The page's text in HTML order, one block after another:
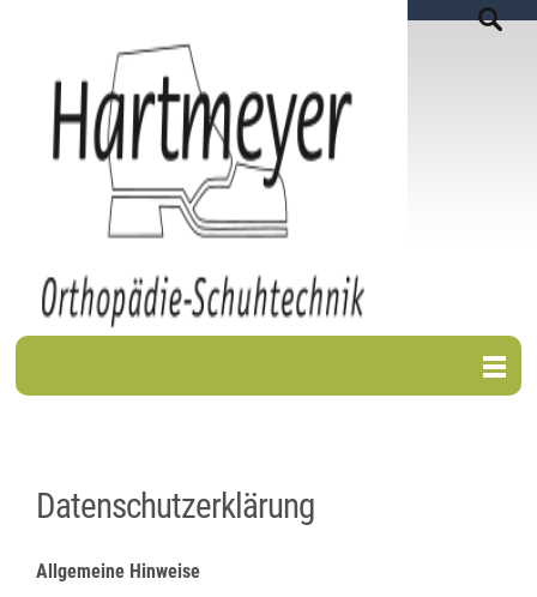
Datenschutzerklärung
Allgemeine Hinweise